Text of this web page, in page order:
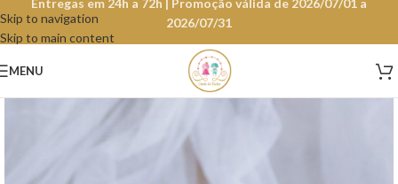
Skip to navigation
Skip to main content
Entregas em 24h a 72h | Promoção válida de 2026/07/01 a
2026/07/31
MENU